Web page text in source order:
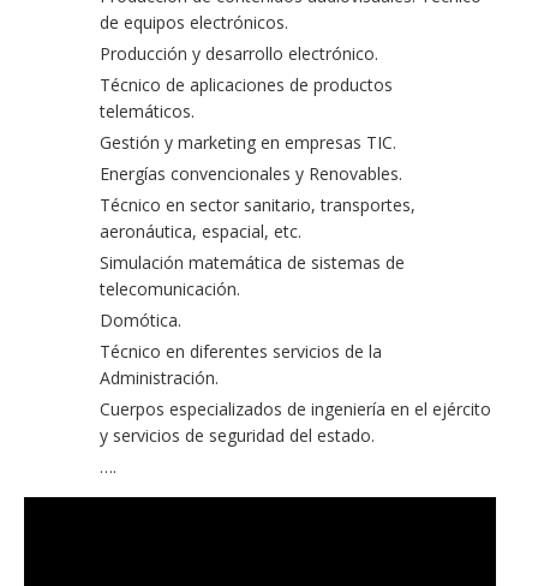
de equipos electrónicos.
Producción y desarrollo electrónico.
Técnico de aplicaciones de productos
telemáticos.
Gestión y marketing en empresas TIC.
Energías convencionales y Renovables.
Técnico en sector sanitario, transportes,
aeronáutica, espacial, etc.
Simulación matemática de sistemas de
telecomunicación.
Domótica.
Técnico en diferentes servicios de la
Administración.
Cuerpos especializados de ingeniería en el ejército
y servicios de seguridad del estado.
….